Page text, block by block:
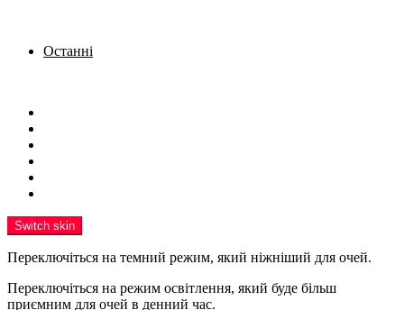
Останні
Switch skin
Переключіться на темний режим, який ніжніший для очей.
Переключіться на режим освітлення, який буде більш
приємним для очей в денний час.